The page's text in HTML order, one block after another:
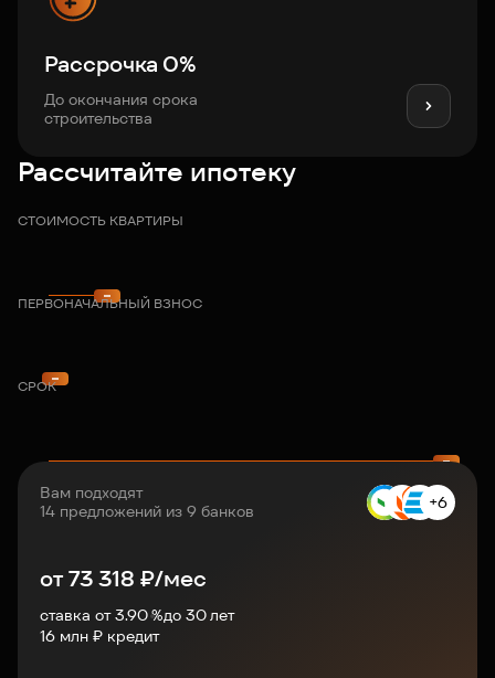
Рассрочка 0%
До окончания срока
строительства
Рассчитайте ипотеку
СТОИМОСТЬ КВАРТИРЫ
ПЕРВОНАЧАЛЬНЫЙ ВЗНОС
СРОК
Вам подходят
14 предложений из 9 банков
+6
от73 318 ₽/мес
ставка от 3.90 %до 30лет
16 млн ₽ кредит